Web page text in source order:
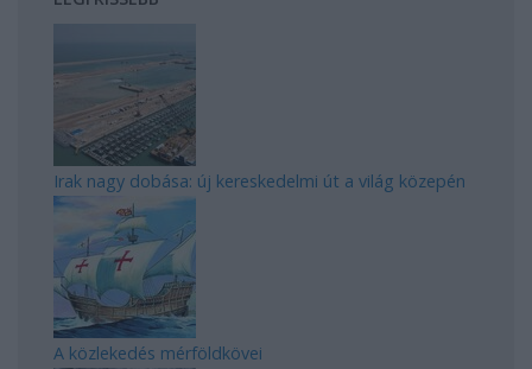
Irak nagy dobása: új kereskedelmi út a világ közepén
A közlekedés mérföldkövei